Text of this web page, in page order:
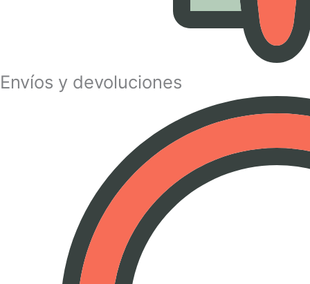
Envíos y devoluciones